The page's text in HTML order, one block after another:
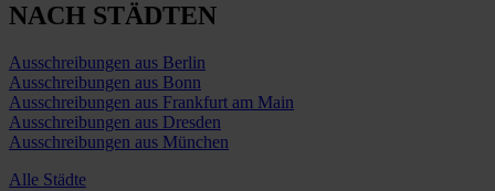
NACH STÄDTEN
Ausschreibungen aus Berlin
Ausschreibungen aus Bonn
Ausschreibungen aus Frankfurt am Main
Ausschreibungen aus Dresden
Ausschreibungen aus München
Alle Städte